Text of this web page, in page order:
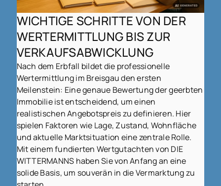
WICHTIGE SCHRITTE VON DER
WERTERMITTLUNG BIS ZUR
VERKAUFSABWICKLUNG
Nach dem Erbfall bildet die professionelle
Wertermittlung im Breisgau den ersten
Meilenstein: Eine genaue Bewertung der geerbten
Immobilie ist entscheidend, um einen
realistischen Angebotspreis zu definieren. Hier
spielen Faktoren wie Lage, Zustand, Wohnfläche
und aktuelle Marktsituation eine zentrale Rolle.
Mit einem fundierten Wertgutachten von DIE
WITTERMANNS haben Sie von Anfang an eine
solide Basis, um souverän in die Vermarktung zu